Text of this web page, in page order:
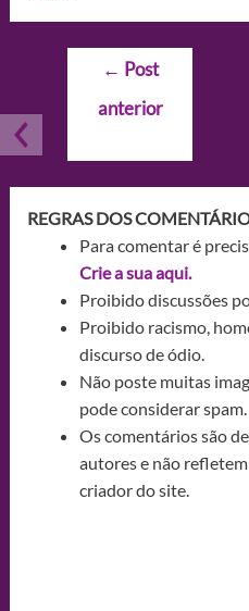
Navegação
Post
← Post
anterior
REGRAS DOS
Para comentar é
Crie a sua aqui.
Proibido discussões
Proibido racismo,
discurso de ódio.
Não poste muitas
pode considerar spam.
Os comentários são
autores e não
criador do site.